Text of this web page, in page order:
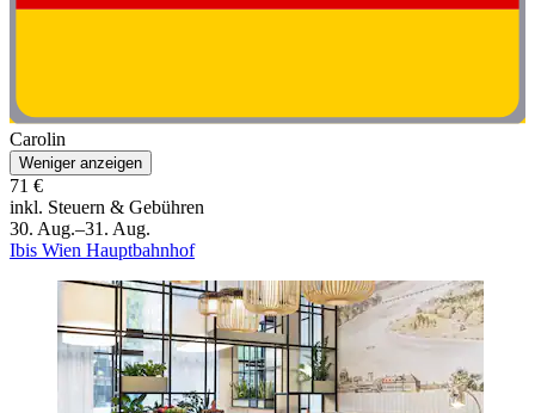
Carolin
Weniger anzeigen
71 €
inkl. Steuern & Gebühren
30. Aug.–31. Aug.
Ibis Wien Hauptbahnhof